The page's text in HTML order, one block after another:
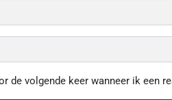
de volgende keer wanneer ik een